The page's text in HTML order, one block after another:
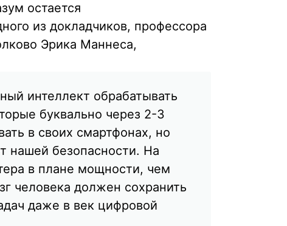
остается
из докладчиков, профессора
Эрика Маннеса,
интеллект обрабатывать
буквально через 2-3
в своих смартфонах, но
нашей безопасности. На
в плане мощности, чем
человека должен сохранить
даже в век цифровой